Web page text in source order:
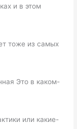
и в этом
тоже из самых
Это в каком-
или какие-